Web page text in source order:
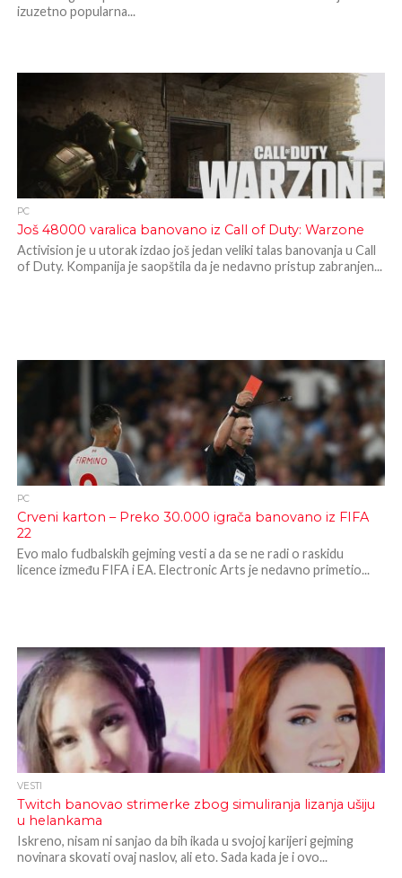
izuzetno popularna...
PC
Još 48000 varalica banovano iz Call of Duty: Warzone
Activision je u utorak izdao još jedan veliki talas banovanja u Call
of Duty. Kompanija je saopštila da je nedavno pristup zabranjen...
PC
Crveni karton – Preko 30.000 igrača banovano iz FIFA
22
Evo malo fudbalskih gejming vesti a da se ne radi o raskidu
licence između FIFA i EA. Electronic Arts je nedavno primetio...
VESTI
Twitch banovao strimerke zbog simuliranja lizanja ušiju
u helankama
Iskreno, nisam ni sanjao da bih ikada u svojoj karijeri gejming
novinara skovati ovaj naslov, ali eto. Sada kada je i ovo...